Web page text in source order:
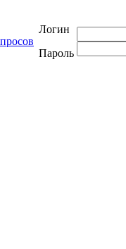
Логин
Пароль